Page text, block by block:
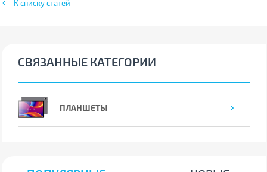
К списку статей
СВЯЗАННЫЕ КАТЕГОРИИ
ПЛАНШЕТЫ